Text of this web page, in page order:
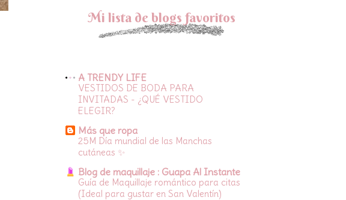
Mi lista de blogs favoritos
A TRENDY LIFE
VESTIDOS DE BODA PARA
INVITADAS - ¿QUÉ VESTIDO
ELEGIR?
Más que ropa
25M Día mundial de las Manchas
cutáneas ✨
Blog de maquillaje : Guapa Al Instante
Guía de Maquillaje romántico para citas
(Ideal para gustar en San Valentín)